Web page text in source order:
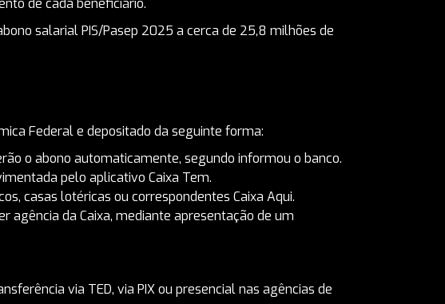
de cada beneficiário.
salarial PIS/Pasep 2025 a cerca de 25,8 milhões de
Federal e depositado da seguinte forma:
o abono automaticamente, segundo informou o banco.
pelo aplicativo Caixa Tem.
casas lotéricas ou correspondentes Caixa Aqui.
agência da Caixa, mediante apresentação de um
via TED, via PIX ou presencial nas agências de